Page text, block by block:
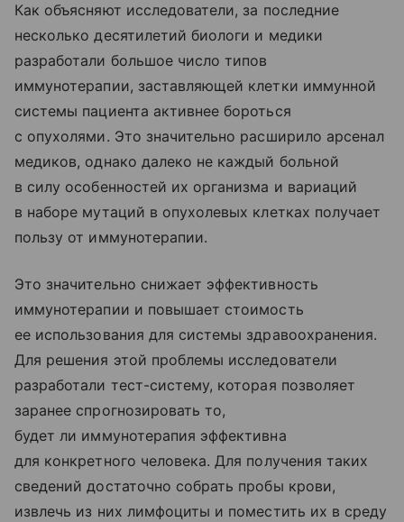
Как объясняют исследователи, за последние
несколько десятилетий биологи и медики
разработали большое число типов
иммунотерапии, заставляющей клетки иммунной
системы пациента активнее бороться
с опухолями. Это значительно расширило арсенал
медиков, однако далеко не каждый больной
в силу особенностей их организма и вариаций
в наборе мутаций в опухолевых клетках получает
пользу от иммунотерапии.
Это значительно снижает эффективность
иммунотерапии и повышает стоимость
ее использования для системы здравоохранения.
Для решения этой проблемы исследователи
разработали тест-систему, которая позволяет
заранее спрогнозировать то,
будет ли иммунотерапия эффективна
для конкретного человека. Для получения таких
сведений достаточно собрать пробы крови,
извлечь из них лимфоциты и поместить их в среду